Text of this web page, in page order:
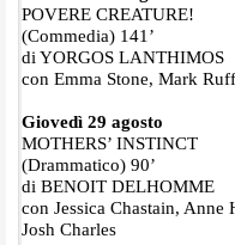
POVERE CREATURE!
(Commedia) 141’
di YORGOS LANTHIMOS
con Emma Stone, Mark
Giovedì 29 agosto
MOTHERS’ INSTINCT
(Drammatico) 90’
di BENOIT DELHOMME
con Jessica Chastain, Anne
Josh Charles